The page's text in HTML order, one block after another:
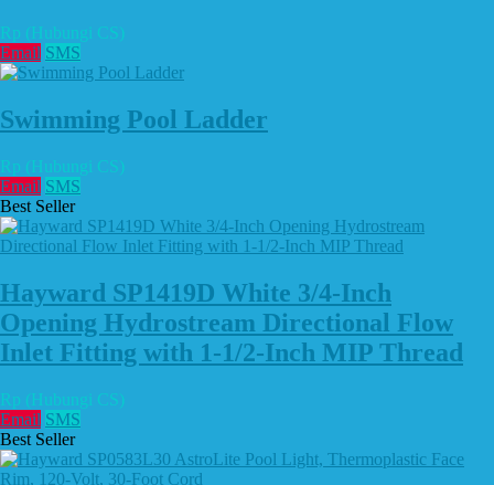
Rp (Hubungi CS)
Email SMS
Swimming Pool Ladder
Rp (Hubungi CS)
Email SMS
Best Seller
Hayward SP1419D White 3/4-Inch
Opening Hydrostream Directional Flow
Inlet Fitting with 1-1/2-Inch MIP Thread
Rp (Hubungi CS)
Email SMS
Best Seller